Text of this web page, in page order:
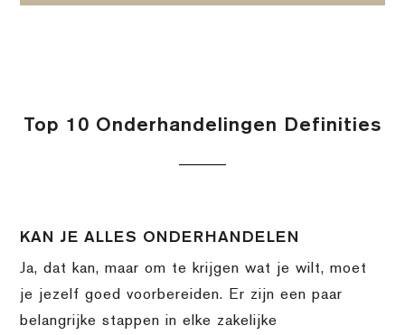
Top 10 Onderhandelingen Definities
KAN JE ALLES ONDERHANDELEN
Ja, dat kan, maar om te krijgen wat je wilt, moet
je jezelf goed voorbereiden. Er zijn een paar
belangrijke stappen in elke zakelijke